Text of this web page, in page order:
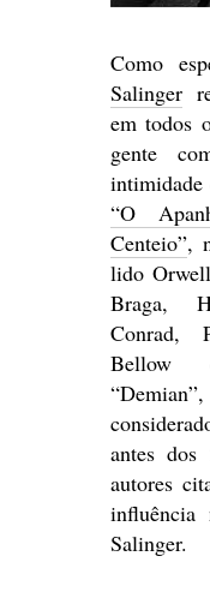
Como
Salinger
em todos
gente
intimidade
“O
Centeio”,
lido
Braga,
Conrad,
Bellow
antes
autores
Salinger.